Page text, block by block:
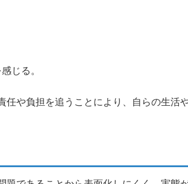
じる。
や負担を追うことにより、自らの生活